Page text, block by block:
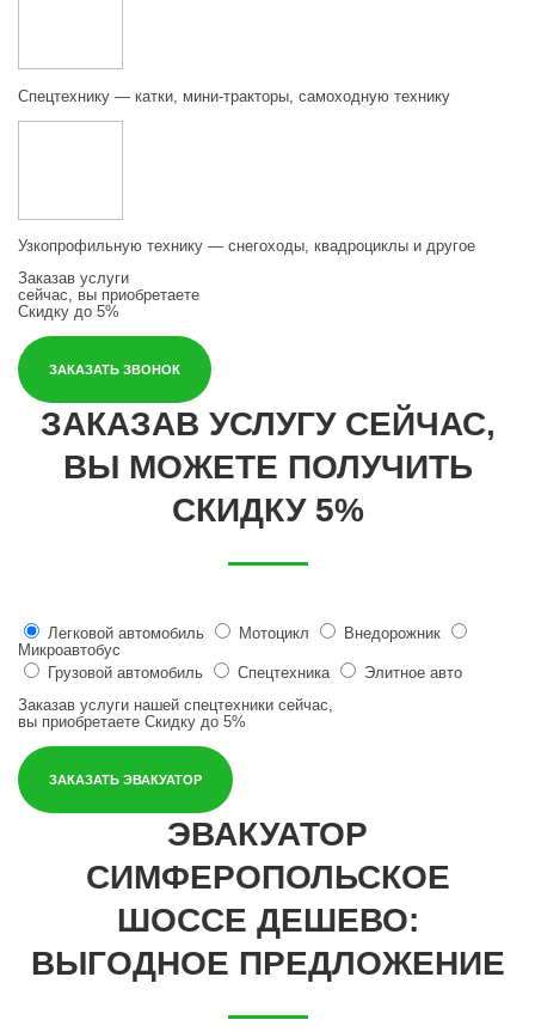
Спецтехнику — катки, мини-тракторы, самоходную технику
Узкопрофильную технику — снегоходы, квадроциклы и другое
Заказав услуги
сейчас, вы приобретаете
Скидку до 5%
ЗАКАЗАТЬ ЗВОНОК
ЗАКАЗАВ УСЛУГУ СЕЙЧАС,
ВЫ МОЖЕТЕ ПОЛУЧИТЬ
СКИДКУ 5%
Легковой автомобиль Мотоцикл
Внедорожник
Микроавтобус
Грузовой автомобиль
Спецтехника
Элитное авто
Заказав услуги нашей спецтехники сейчас,
вы приобретаете Скидку до 5%
ЗАКАЗАТЬ ЭВАКУАТОР
ЭВАКУАТОР
СИМФЕРОПОЛЬСКОЕ
ШОССЕ ДЕШЕВО:
ВЫГОДНОЕ ПРЕДЛОЖЕНИЕ